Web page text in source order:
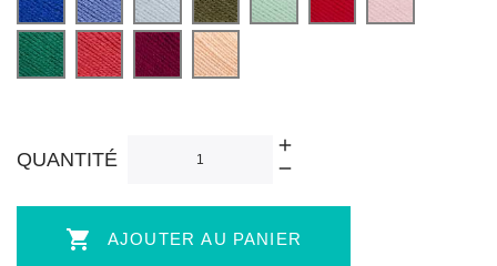
roi
pale
sapin
d'eau
Vert
Corail FramboisePêche
QUANTITÉ
 AJOUTER AU PANIER